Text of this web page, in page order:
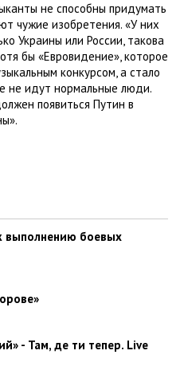
не способны придумать
чужие изобретения. «У них
Украины или России, такова
бы «Евровидение», которое
конкурсом, а стало
не идут нормальные люди.
появиться Путин в
выполнению боевых
- Там, де ти тепер. Live